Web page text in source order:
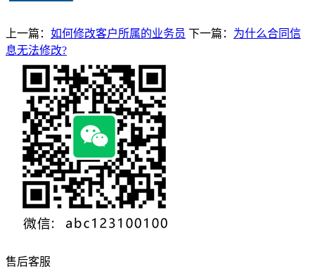
上一篇： 如何修改客户所属的业务员 下一篇： 为什么合同信
息无法修改?
售后客服